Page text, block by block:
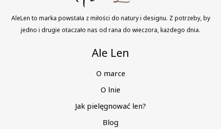
AleLen to marka powstała z miłości do natury i designu. Z potrzeby, by
jedno i drugie otaczało nas od rana do wieczora, każdego dnia.
Ale Len
O marce
O lnie
Jak pielęgnować len?
Blog